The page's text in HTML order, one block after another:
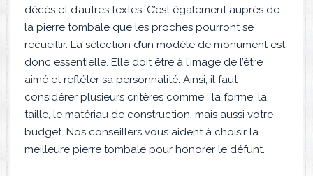
décès et d’autres textes. C’est également auprès de
la pierre tombale que les proches pourront se
recueillir. La sélection d’un modèle de monument est
donc essentielle. Elle doit être à l’image de l’être
aimé et refléter sa personnalité. Ainsi, il faut
considérer plusieurs critères comme : la forme, la
taille, le matériau de construction, mais aussi votre
budget. Nos conseillers vous aident à choisir la
meilleure pierre tombale pour honorer le défunt.